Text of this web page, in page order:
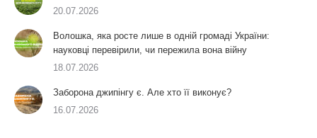
20.07.2026
Волошка, яка росте лише в одній громаді України:
науковці перевірили, чи пережила вона війну
18.07.2026
Заборона джипінгу є. Але хто її виконує?
16.07.2026